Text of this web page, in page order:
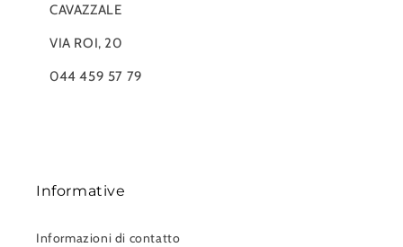
CAVAZZALE
VIA ROI, 20
044 459 57 79
Informative
Informazioni di contatto